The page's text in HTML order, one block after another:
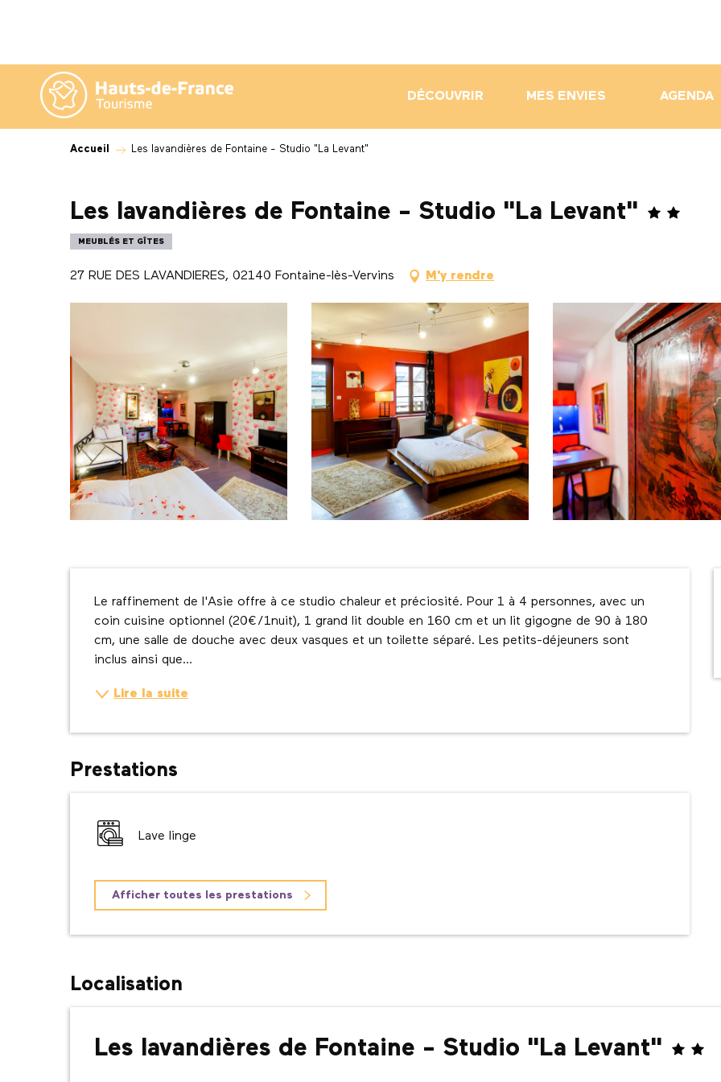
contenu
principal
DÉCOUVRIR MES ENVIES AGENDA
Accueil Les lavandières de Fontaine - Studio "La Levant"
Les lavandières de Fontaine - Studio "La Levant"
MEUBLÉS ET GÎTES
27 RUE DES LAVANDIERES, 02140 Fontaine-lès-Vervins M'y rendre
Description
Le raffinement de l'Asie offre à ce studio chaleur et préciosité. Pour 1 à 4 personnes, avec un
coin cuisine optionnel (20€/1nuit), 1 grand lit double en 160 cm et un lit gigogne de 90 à 180
cm, une salle de douche avec deux vasques et un toilette séparé. Les petits-déjeuners sont
inclus ainsi que...
Lire la suite
Prestations
Lave linge
Afficher toutes les prestations
Localisation
Les lavandières de Fontaine - Studio "La Levant"